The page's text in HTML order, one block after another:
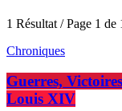
1 Résultat / Page 1 de
Chroniques
Guerres,
Louis XIV